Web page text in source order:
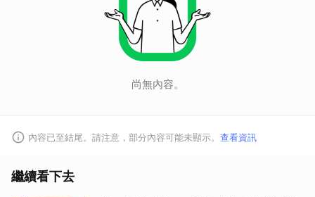
尚無內容。
內容已至結尾。請注意，部分內容可能未顯示。 查看資訊
繼續看下去